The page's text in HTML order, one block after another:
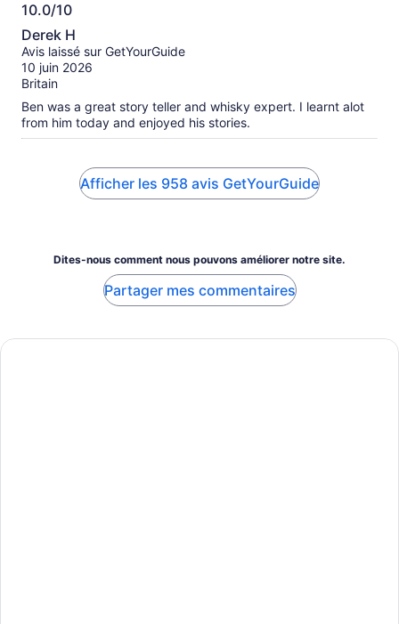
10.0/10
10.0
sur
10
Derek H
Avis laissé sur GetYourGuide
10 juin 2026
Britain
Ben was a great story teller and whisky expert. I learnt alot
from him today and enjoyed his stories.
Afficher les 958 avis GetYourGuide
Dites-nous comment nous pouvons améliorer notre site.
Partager mes commentaires